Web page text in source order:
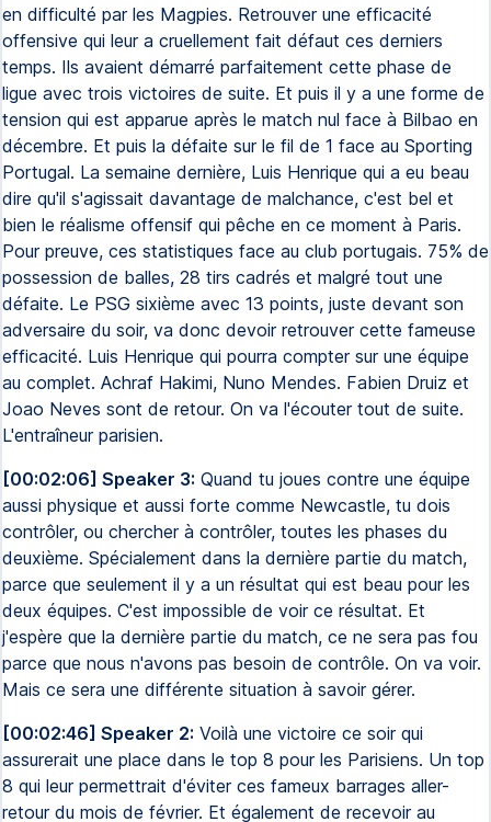
en difficulté par les Magpies. Retrouver une efficacité
offensive qui leur a cruellement fait défaut ces derniers
temps. Ils avaient démarré parfaitement cette phase de
ligue avec trois victoires de suite. Et puis il y a une forme de
tension qui est apparue après le match nul face à Bilbao en
décembre. Et puis la défaite sur le fil de 1 face au Sporting
Portugal. La semaine dernière, Luis Henrique qui a eu beau
dire qu'il s'agissait davantage de malchance, c'est bel et
bien le réalisme offensif qui pêche en ce moment à Paris.
Pour preuve, ces statistiques face au club portugais. 75% de
possession de balles, 28 tirs cadrés et malgré tout une
défaite. Le PSG sixième avec 13 points, juste devant son
adversaire du soir, va donc devoir retrouver cette fameuse
efficacité. Luis Henrique qui pourra compter sur une équipe
au complet. Achraf Hakimi, Nuno Mendes. Fabien Druiz et
Joao Neves sont de retour. On va l'écouter tout de suite.
L'entraîneur parisien.
[00:02:06] Speaker 3: Quand tu joues contre une équipe
aussi physique et aussi forte comme Newcastle, tu dois
contrôler, ou chercher à contrôler, toutes les phases du
deuxième. Spécialement dans la dernière partie du match,
parce que seulement il y a un résultat qui est beau pour les
deux équipes. C'est impossible de voir ce résultat. Et
j'espère que la dernière partie du match, ce ne sera pas fou
parce que nous n'avons pas besoin de contrôle. On va voir.
Mais ce sera une différente situation à savoir gérer.
[00:02:46] Speaker 2: Voilà une victoire ce soir qui
assurerait une place dans le top 8 pour les Parisiens. Un top
8 qui leur permettrait d'éviter ces fameux barrages aller-
retour du mois de février. Et également de recevoir au